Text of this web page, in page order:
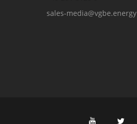
sales-media@vgbe.energy